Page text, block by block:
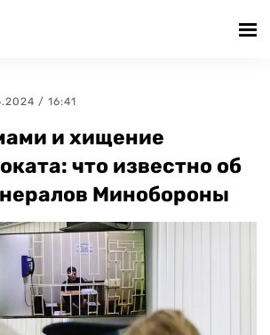
/ 16:41
и хищение
что известно об
Минобороны